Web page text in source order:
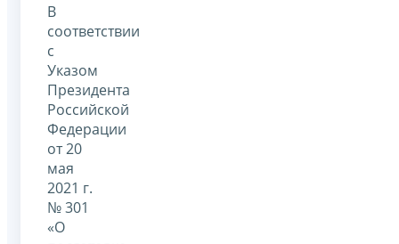
В
соответствии
с
Указом
Президента
Российской
Федерации
от 20
мая
2021 г.
№ 301
«О